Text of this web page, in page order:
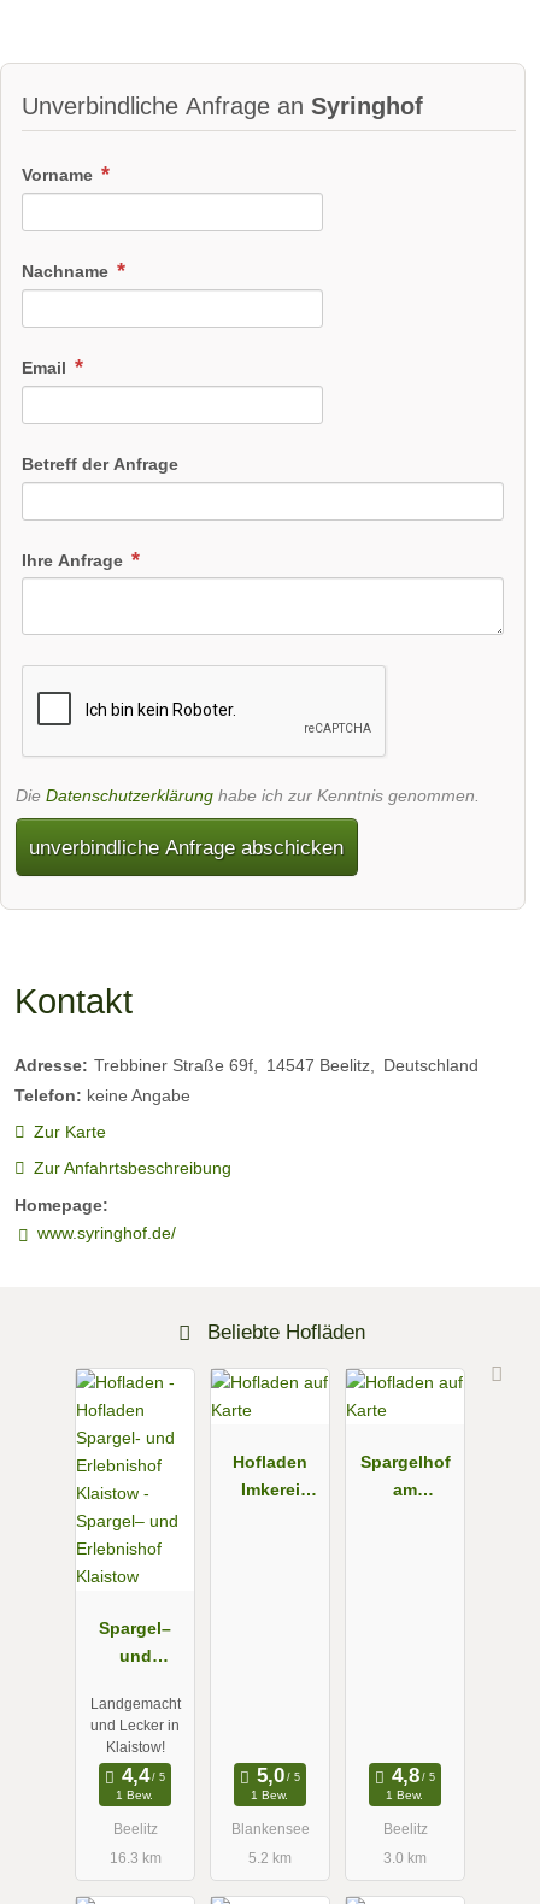
Unverbindliche Anfrage an Syringhof
Vorname
Nachname
Email
Betreff der Anfrage
Ihre Anfrage
Die Datenschutzerklärung habe ich zur Kenntnis genommen.
unverbindliche Anfrage abschicken
Kontakt
Adresse: Trebbiner Straße 69f 14547 Beelitz
Deutschland
Telefon: keine Angabe
Zur Karte
Zur Anfahrtsbeschreibung
Homepage:
www.syringhof.de/
Beliebte Hofläden
Spargel–
und
Klaistow
Landgemacht
und Lecker in
Klaistow!
1 Bew.
Beelitz
16.3 km
Hofladen
Imkerei
1 Bew.
Blankensee
5.2 km
Spargelhof
am
1 Bew.
Beelitz
3.0 km